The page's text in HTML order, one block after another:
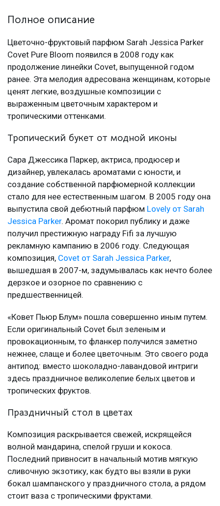
Полное описание
Цветочно-фруктовый парфюм Sarah Jessica Parker
Covet Pure Bloom появился в 2008 году как
продолжение линейки Covet, выпущенной годом
ранее. Эта мелодия адресована женщинам, которые
ценят легкие, воздушные композиции с
выраженным цветочным характером и
тропическими оттенками.
Тропический букет от модной иконы
Сара Джессика Паркер, актриса, продюсер и
дизайнер, увлекалась ароматами с юности, и
создание собственной парфюмерной коллекции
стало для нее естественным шагом. В 2005 году она
выпустила свой дебютный парфюм Lovely от Sarah
Jessica Parker. Аромат покорил публику и даже
получил престижную награду Fifi за лучшую
рекламную кампанию в 2006 году. Следующая
композиция, Covet от Sarah Jessica Parker,
вышедшая в 2007-м, задумывалась как нечто более
дерзкое и озорное по сравнению с
предшественницей.
«Ковет Пьюр Блум» пошла совершенно иным путем.
Если оригинальный Covet был зеленым и
провокационным, то фланкер получился заметно
нежнее, слаще и более цветочным. Это своего рода
антипод: вместо шоколадно-лавандовой интриги
здесь праздничное великолепие белых цветов и
тропических фруктов.
Праздничный стол в цветах
Композиция раскрывается свежей, искрящейся
волной мандарина, спелой груши и кокоса.
Последний привносит в начальный мотив мягкую
сливочную экзотику, как будто вы взяли в руки
бокал шампанского у праздничного стола, а рядом
стоит ваза с тропическими фруктами.